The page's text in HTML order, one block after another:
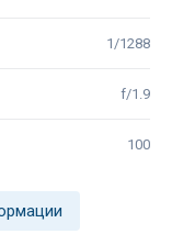
1/1288
f/1.9
100